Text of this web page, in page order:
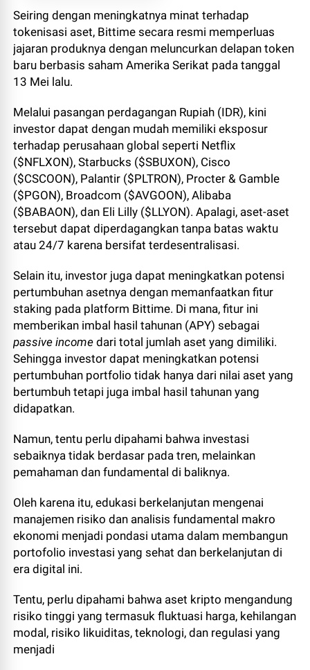
Seiring dengan meningkatnya minat terhadap
tokenisasi aset, Bittime secara resmi memperluas
jajaran produknya dengan meluncurkan delapan token
baru berbasis saham Amerika Serikat pada tanggal
13 Mei lalu.
Melalui pasangan perdagangan Rupiah (IDR), kini
investor dapat dengan mudah memiliki eksposur
terhadap perusahaan global seperti Netflix
($NFLXON), Starbucks ($SBUXON), Cisco
($CSCOON), Palantir ($PLTRON), Procter & Gamble
($PGON), Broadcom ($AVGOON), Alibaba
($BABAON), dan Eli Lilly ($LLYON). Apalagi, aset-aset
tersebut dapat diperdagangkan tanpa batas waktu
atau 24/7 karena bersifat terdesentralisasi.
Selain itu, investor juga dapat meningkatkan potensi
pertumbuhan asetnya dengan memanfaatkan fitur
staking pada platform Bittime. Di mana, fitur ini
memberikan imbal hasil tahunan (APY) sebagai
passive incomedari total jumlah aset yang dimiliki.
Sehingga investor dapat meningkatkan potensi
pertumbuhan portfolio tidak hanya dari nilai aset yang
bertumbuh tetapi juga imbal hasil tahunan yang
didapatkan.
Namun, tentu perlu dipahami bahwa investasi
sebaiknya tidak berdasar pada tren, melainkan
pemahaman dan fundamental di baliknya.
Oleh karena itu, edukasi berkelanjutan mengenai
manajemen risiko dan analisis fundamental makro
ekonomi menjadi pondasi utama dalam membangun
portofolio investasi yang sehat dan berkelanjutan di
era digital ini.
Tentu, perlu dipahami bahwa aset kripto mengandung
risiko tinggi yang termasuk fluktuasi harga, kehilangan
modal, risiko likuiditas, teknologi, dan regulasi yang
menjadi